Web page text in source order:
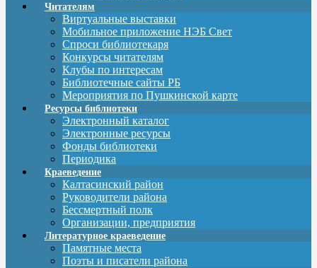
Читателям
Виртуальные выставки
Мобильное приложение НЭБ Свет
Спроси библиотекаря
Конкурсы читателям
Клубы по интересам
Библиотечные сайты РБ
Мероприятия по Пушкинской карте
Ресурсы библиотеки
Электронный каталог
Электронные ресурсы
Фонды библиотеки
Периодика
Краеведение
Калтасинский район
Руководители района
Бессмертный полк
Организации, предприятия
Литературное краеведение
Памятные места
Поэты и писатели района